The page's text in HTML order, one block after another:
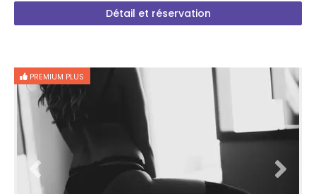
Détail et réservation
PREMIUM PLUS